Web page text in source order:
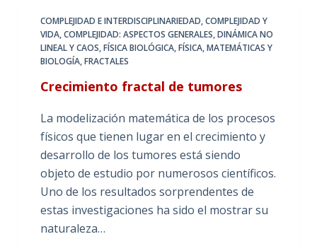
COMPLEJIDAD E INTERDISCIPLINARIEDAD,COMPLEJIDAD Y
VIDA,COMPLEJIDAD: ASPECTOS GENERALES,DINÁMICA NO
LINEAL Y CAOS,FÍSICA BIOLÓGICA,FÍSICA, MATEMÁTICAS Y
BIOLOGÍA,FRACTALES
Crecimiento fractal de tumores
La modelización matemática de los procesos
físicos que tienen lugar en el crecimiento y
desarrollo de los tumores está siendo
objeto de estudio por numerosos científicos.
Uno de los resultados sorprendentes de
estas investigaciones ha sido el mostrar su
naturaleza…